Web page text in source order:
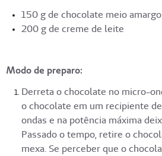
150 g de chocolate meio amargo
200 g de creme de leite
Modo de preparo:
Derreta o chocolate no micro-
o chocolate em um recipiente
ondas e na potência máxima
Passado o tempo, retire o
mexa. Se perceber que o